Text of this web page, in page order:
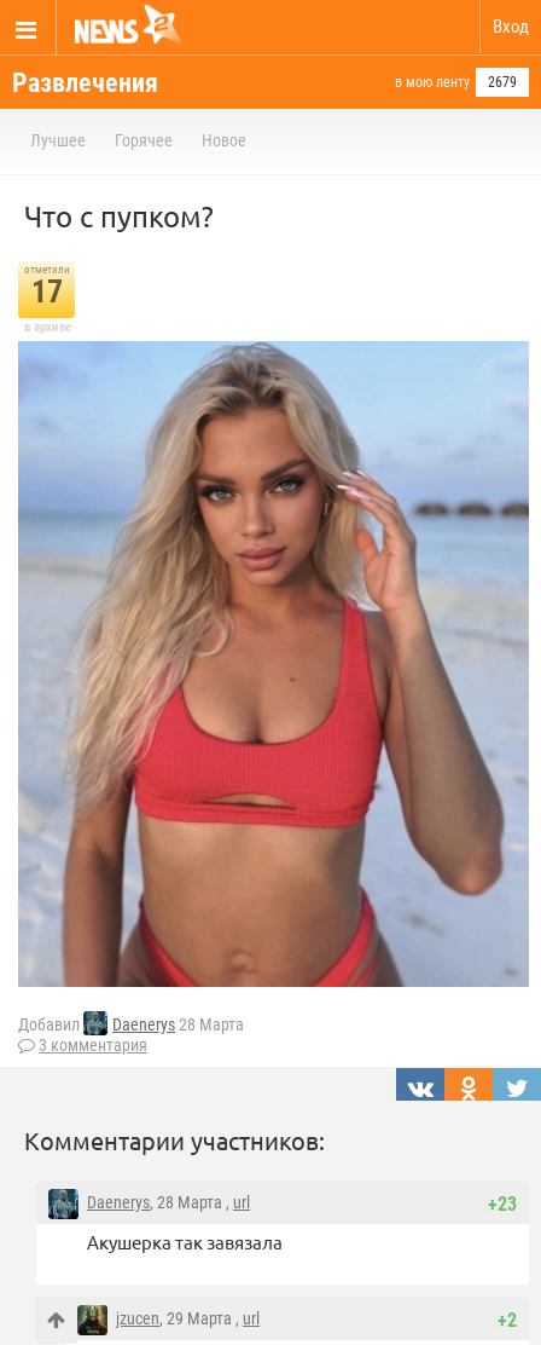
Вход
Развлечения в мою ленту 2679
Лучшее Горячее Новое
Что с пупком?
отметили
17
в архиве
Добавил Daenerys28 Марта
3 комментария
Комментарии участников:
+23
Daenerys, 28 Марта , url
Акушерка так завязала
+2
jzucen, 29 Марта , url